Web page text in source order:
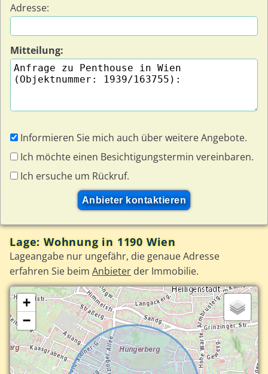
Adresse:
Mitteilung:
Informieren Sie mich auch über weitere Angebote.
Ich möchte einen Besichtigungstermin vereinbaren.
Ich ersuche um Rückruf.
Lage: Wohnung in 1190 Wien
Lageangabe nur ungefähr, die genaue Adresse
erfahren Sie beimAnbieter der Immobilie.
+
−